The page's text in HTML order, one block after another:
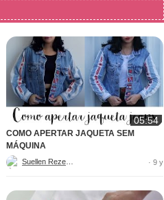
05:54
COMO APERTAR JAQUETA SEM
MÁQUINA
· 9 y